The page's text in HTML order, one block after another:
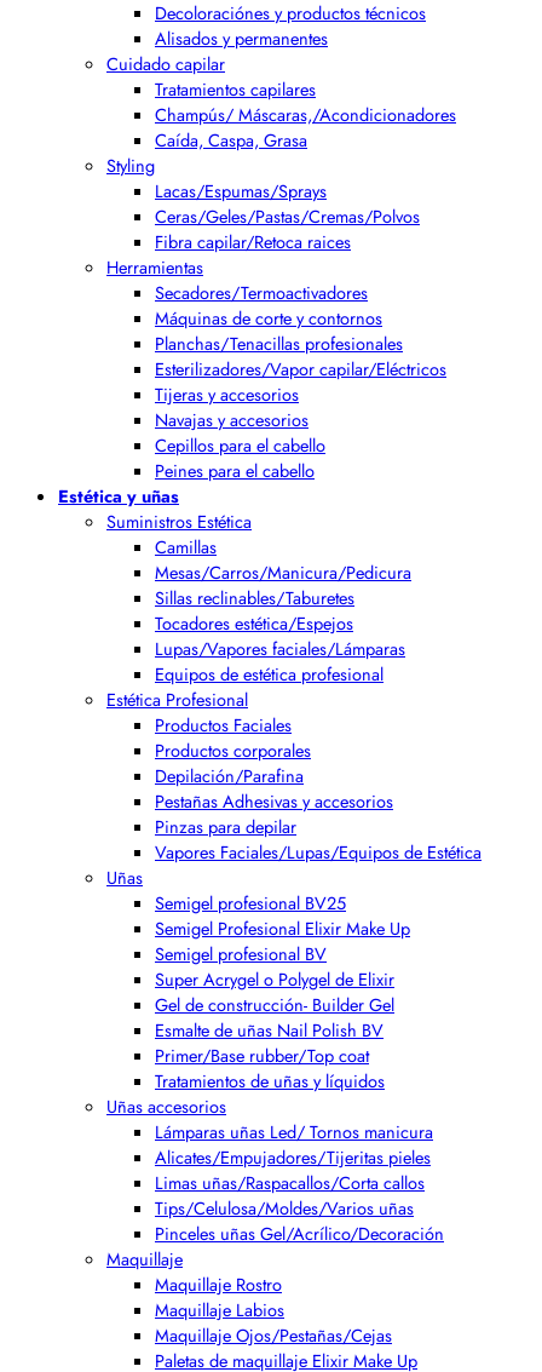
Decoloraciónes y productos técnicos
Alisados y permanentes
Cuidado capilar
Tratamientos capilares
Champús/ Máscaras,/Acondicionadores
Caída, Caspa, Grasa
Styling
Lacas/Espumas/Sprays
Ceras/Geles/Pastas/Cremas/Polvos
Fibra capilar/Retoca raices
Herramientas
Secadores/Termoactivadores
Máquinas de corte y contornos
Planchas/Tenacillas profesionales
Esterilizadores/Vapor capilar/Eléctricos
Tijeras y accesorios
Navajas y accesorios
Cepillos para el cabello
Peines para el cabello
Estética y uñas
Suministros Estética
Camillas
Mesas/Carros/Manicura/Pedicura
Sillas reclinables/Taburetes
Tocadores estética/Espejos
Lupas/Vapores faciales/Lámparas
Equipos de estética profesional
Estética Profesional
Productos Faciales
Productos corporales
Depilación/Parafina
Pestañas Adhesivas y accesorios
Pinzas para depilar
Vapores Faciales/Lupas/Equipos de Estética
Uñas
Semigel profesional BV25
Semigel Profesional Elixir Make Up
Semigel profesional BV
Super Acrygel o Polygel de Elixir
Gel de construcción- Builder Gel
Esmalte de uñas Nail Polish BV
Primer/Base rubber/Top coat
Tratamientos de uñas y líquidos
Uñas accesorios
Lámparas uñas Led/ Tornos manicura
Alicates/Empujadores/Tijeritas pieles
Limas uñas/Raspacallos/Corta callos
Tips/Celulosa/Moldes/Varios uñas
Pinceles uñas Gel/Acrílico/Decoración
Maquillaje
Maquillaje Rostro
Maquillaje Labios
Maquillaje Ojos/Pestañas/Cejas
Paletas de maquillaje Elixir Make Up